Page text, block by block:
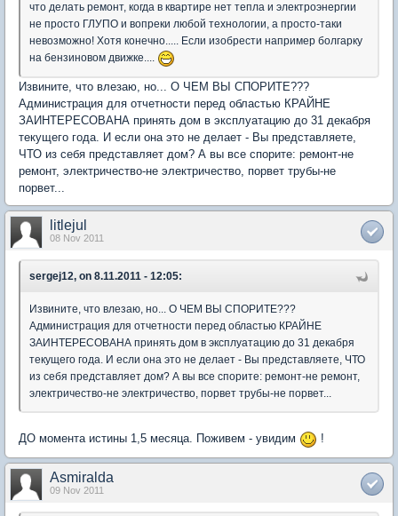
что делать ремонт, когда в квартире нет тепла и электроэнергии
не просто ГЛУПО и вопреки любой технологии, а просто-таки
невозможно! Хотя конечно..... Если изобрести например болгарку
на бензиновом движке....
Извините, что влезаю, но... О ЧЕМ ВЫ СПОРИТЕ???
Администрация для отчетности перед областью КРАЙНЕ
ЗАИНТЕРЕСОВАНА принять дом в эксплуатацию до 31 декабря
текущего года. И если она это не делает - Вы представляете,
ЧТО из себя представляет дом? А вы все спорите: ремонт-не
ремонт, электричество-не электричество, порвет трубы-не
порвет...
litlejul
08 Nov 2011
sergej12, on 8.11.2011 - 12:05:
Извините, что влезаю, но... О ЧЕМ ВЫ СПОРИТЕ???
Администрация для отчетности перед областью КРАЙНЕ
ЗАИНТЕРЕСОВАНА принять дом в эксплуатацию до 31 декабря
текущего года. И если она это не делает - Вы представляете, ЧТО
из себя представляет дом? А вы все спорите: ремонт-не ремонт,
электричество-не электричество, порвет трубы-не порвет...
ДО момента истины 1,5 месяца. Поживем - увидим !
Asmiralda
09 Nov 2011